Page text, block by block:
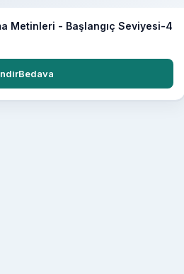
Metinleri - Başlangıç Seviyesi-4